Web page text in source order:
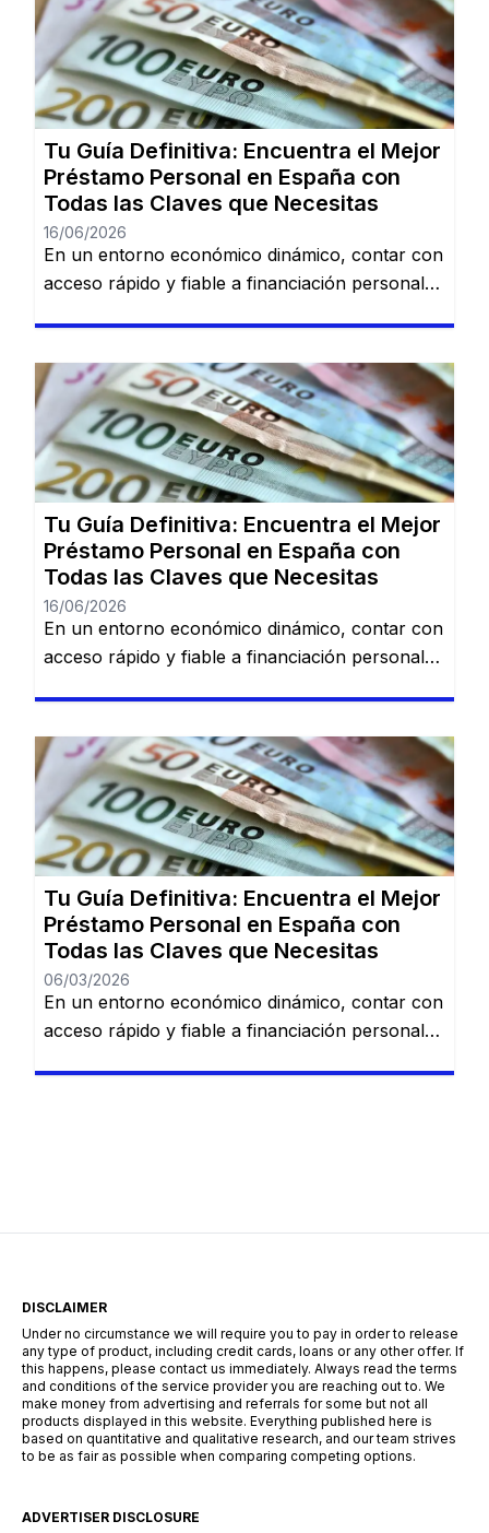
Tu Guía Definitiva: Encuentra el Mejor
Préstamo Personal en España con
Todas las Claves que Necesitas
16/06/2026
En un entorno económico dinámico, contar con
acceso rápido y fiable a financiación personal
largamente esperados, tener la información
adecuada sobre préstamos disponibles puede
marcar la diferencia. En esta guía, descubrirás
los mejores préstamos personales del mercado
español: Dineti, BBVA Préstamo Personal,
Cofidis, […]
Tu Guía Definitiva: Encuentra el Mejor
Préstamo Personal en España con
Todas las Claves que Necesitas
16/06/2026
En un entorno económico dinámico, contar con
acceso rápido y fiable a financiación personal
largamente esperados, tener la información
adecuada sobre préstamos disponibles puede
marcar la diferencia. En esta guía, descubrirás
los mejores préstamos personales del mercado
español: Dineti, BBVA Préstamo Personal,
Cofidis, […]
Tu Guía Definitiva: Encuentra el Mejor
Préstamo Personal en España con
Todas las Claves que Necesitas
06/03/2026
En un entorno económico dinámico, contar con
acceso rápido y fiable a financiación personal
español: Dineti, BBVA Préstamo Personal,
DISCLAIMER
Under no circumstance we will require you to pay in order to release
any type of product, including credit cards, loans or any other offer. If
this happens, please contact us immediately. Always read the terms
and conditions of the service provider you are reaching out to. We
make money from advertising and referrals for some but not all
products displayed in this website. Everything published here is
based on quantitative and qualitative research, and our team strives
to be as fair as possible when comparing competing options.
ADVERTISER DISCLOSURE